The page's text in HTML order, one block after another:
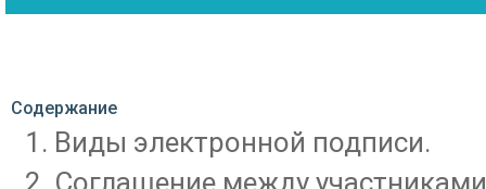
Содержание
Виды электронной подписи.
Соглашение между